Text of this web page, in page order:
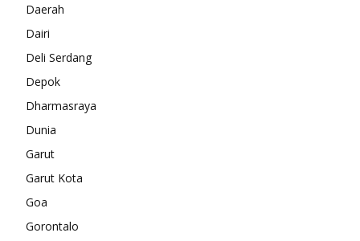
Daerah
Dairi
Deli Serdang
Depok
Dharmasraya
Dunia
Garut
Garut Kota
Goa
Gorontalo